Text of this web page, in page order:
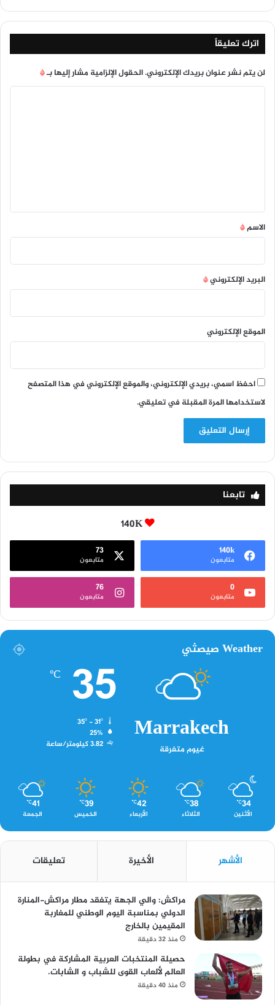
اترك تعليقاً
لن يتم نشر عنوان بريدك الإلكتروني.الحقول الإلزامية مشار إليها بـ*
*
الاسم*
البريد الإلكتروني*
الموقع الإلكتروني
احفظ اسمي، بريدي الإلكتروني، والموقع الإلكتروني في هذا المتصفح
لاستخدامها المرة المقبلة في تعليقي.
تابعنا
140K
140k
متابعون
73
متابعون
0
متابعون
76
متابعون
Weather صيصثي
Marrakech
غيوم متفرقة
35
℃
25%
3.82 كيلومتر/ساعة
34
℃
الأثنين
38
℃
الثلاثاء
42
℃
الأربعاء
39
℃
الخميس
41
℃
الجمعة
الأشهر الأخيرة تعليقات
مراكش: والي الجهة يتفقد مطار مراكش-المنارة
الدولي بمناسبة اليوم الوطني للمغاربة
المقيمين بالخارج
منذ 32 دقيقة
حصيلة المنتخبات العربية المشاركة في بطولة
العالم لألعاب القوى للشباب و الشابات.
منذ 40 دقيقة